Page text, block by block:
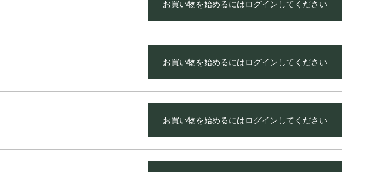
お買い物を始めるにはログインしてください
お買い物を始めるにはログインしてください
お買い物を始めるにはログインしてください